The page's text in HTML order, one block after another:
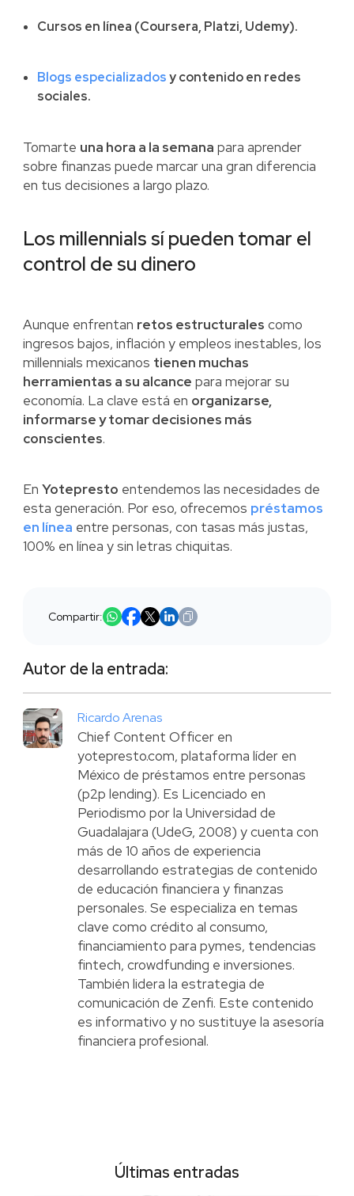
Cursos en línea (Coursera, Platzi, Udemy).
Blogs especializadosy contenido en redes
sociales.
Tomarte una hora a la semana para aprender
sobre finanzas puede marcar una gran diferencia
en tus decisiones a largo plazo.
Los millennials sí pueden tomar el
control de su dinero
Aunque enfrentan retos estructurales como
ingresos bajos, inflación y empleos inestables, los
millennials mexicanos tienen muchas
herramientas a su alcance para mejorar su
economía. La clave está en organizarse,
informarse y tomar decisiones más
conscientes.
En Yotepresto entendemos las necesidades de
esta generación. Por eso, ofrecemos préstamos
en línea entre personas, con tasas más justas,
100% en línea y sin letras chiquitas.
Compartir:
Autor de la entrada:
Ricardo Arenas
Chief Content Officer en
yotepresto.com, plataforma líder en
México de préstamos entre personas
(p2p lending). Es Licenciado en
Periodismo por la Universidad de
Guadalajara (UdeG, 2008) y cuenta con
más de 10 años de experiencia
desarrollando estrategias de contenido
de educación financiera y finanzas
personales. Se especializa en temas
clave como crédito al consumo,
financiamiento para pymes, tendencias
fintech, crowdfunding e inversiones.
También lidera la estrategia de
comunicación de Zenfi. Este contenido
es informativo y no sustituye la asesoría
financiera profesional.
Últimas entradas